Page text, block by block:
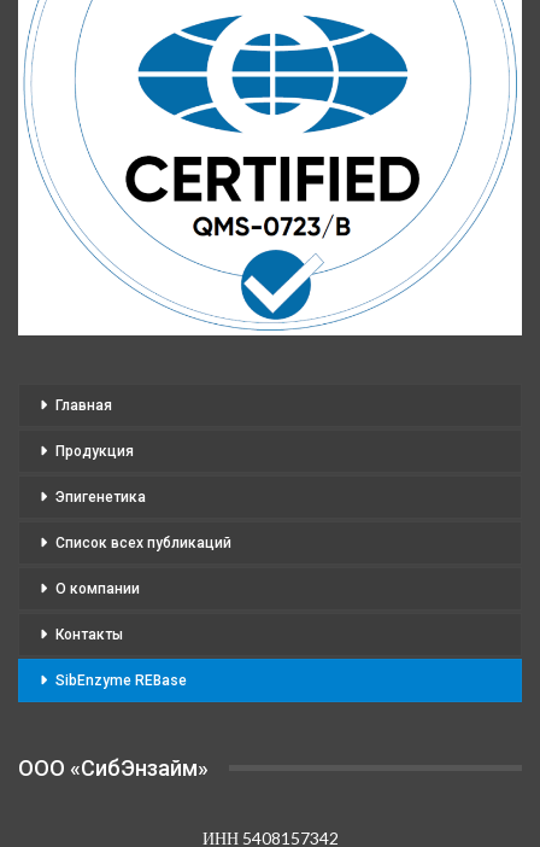
Главная
Продукция
Эпигенетика
Список всех публикаций
О компании
Контакты
SibEnzyme REBase
OOO «СибЭнзайм»
ИНН 5408157342